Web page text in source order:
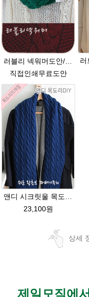
직접인쇄무료도안
23,100원
상세
제일모직에